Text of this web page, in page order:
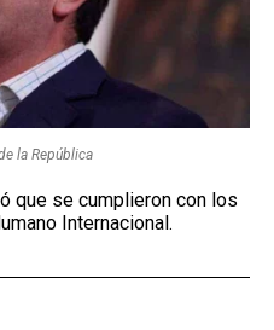
la República
que se cumplieron con los
Internacional.